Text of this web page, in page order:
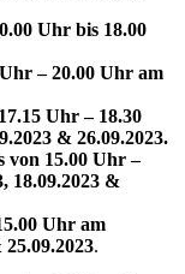
Uhr bis 18.00
– 20.00 Uhr am
Uhr – 18.30
& 26.09.2023.
von 15.00 Uhr –
18.09.2023 &
Uhr am
25.09.2023.